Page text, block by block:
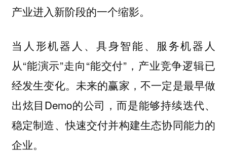
产业进入新阶段的一个缩影。
当人形机器人、具身智能、服务机器人
从“能演示”走向“能交付”，产业竞争逻辑已
经发生变化。未来的赢家，不一定是最早做
出炫目Demo的公司，而是能够持续迭代、
稳定制造、快速交付并构建生态协同能力的
企业。